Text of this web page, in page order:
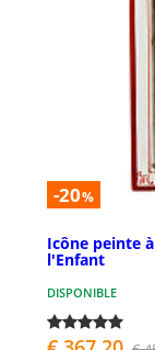
-20%
Icône peinte
l'Enfant
DISPONIBLE